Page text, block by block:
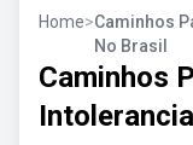
Home>Caminhos
No Brasil
Caminhos